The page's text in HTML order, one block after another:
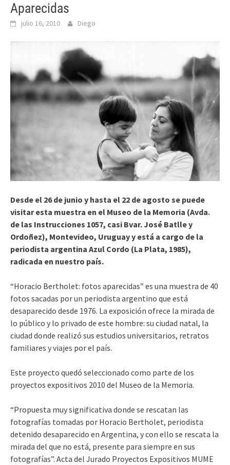
Aparecidas
julio 16, 2010 Diego
Desde el 26 de junio y hasta el 22 de agosto se puede
visitar esta muestra en el Museo de la Memoria (Avda.
de las Instrucciones 1057, casi Bvar. José Batlle y
Ordoñez), Montevideo, Uruguay y está a cargo de la
periodista argentina Azul Cordo (La Plata, 1985),
radicada en nuestro país.
“Horacio Bertholet: fotos aparecidas” es una muestra de 40
fotos sacadas por un periodista argentino que está
desaparecido desde 1976. La exposición ofrece la mirada de
lo público y lo privado de este hombre: su ciudad natal, la
ciudad donde realizó sus estudios universitarios, retratos
familiares y viajes por el país.
Este proyecto quedó seleccionado como parte de los
proyectos expositivos 2010 del Museo de la Memoria.
“Propuesta muy significativa donde se rescatan las
fotografías tomadas por Horacio Bertholet, periodista
detenido desaparecido en Argentina, y con ello se rescata la
mirada del que no está, presente para siempre en sus
fotografías”. Acta del Jurado Proyectos Expositivos MUME